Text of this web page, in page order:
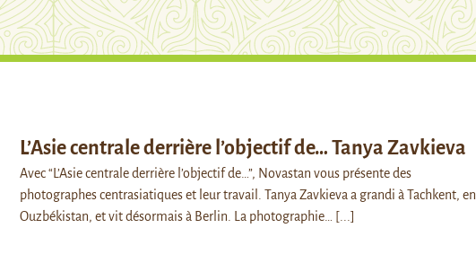
L’Asie centrale derrière l’objectif de… Tanya Zavkieva
Avec “L’Asie centrale derrière l’objectif de…”, Novastan vous présente des
photographes centrasiatiques et leur travail. Tanya Zavkieva a grandi à Tachkent, en
Ouzbékistan, et vit désormais à Berlin. La photographie…
[...]